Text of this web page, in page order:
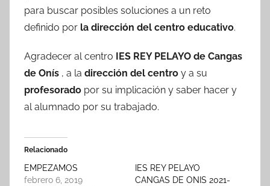
para buscar posibles soluciones a un reto
definido por la dirección del centro educativo.
Agradecer al centro IES REY PELAYO de Cangas
de Onís , a la dirección del centro y a su
profesorado por su implicación y saber hacer y
al alumnado por su trabajado.
Relacionado
EMPEZAMOS
febrero 6, 2019
IES REY PELAYO
CANGAS DE ONIS 2021-